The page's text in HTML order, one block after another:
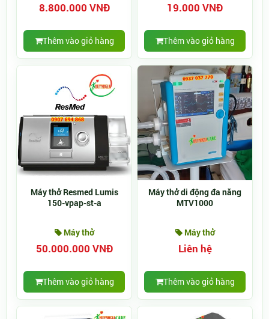
8.800.000 VNĐ
Thêm vào giỏ hàng
19.000 VNĐ
Thêm vào giỏ hàng
Máy thở Resmed Lumis
150-vpap-st-a
Máy thở
50.000.000 VNĐ
Thêm vào giỏ hàng
Máy thở di động đa năng
MTV1000
Máy thở
Liên hệ
Thêm vào giỏ hàng